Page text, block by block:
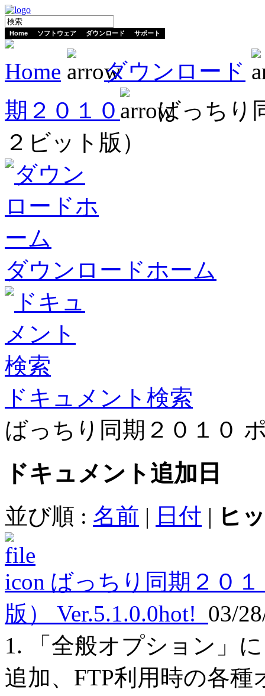
Home ソフトウェア ダウンロード サポート
Home
ダウンロード
期２０１０
ばっちり
２ビット版）
ダウンロードホーム
ドキュメント検索
ばっちり同期２０１０
ドキュメント 追加日
並び順 : 名前 | 日付 | ヒ
ばっちり同期２０
版） Ver.5.1.0.0hot! 03/
1. 「全般オプション」
追加、FTP利用時の各種